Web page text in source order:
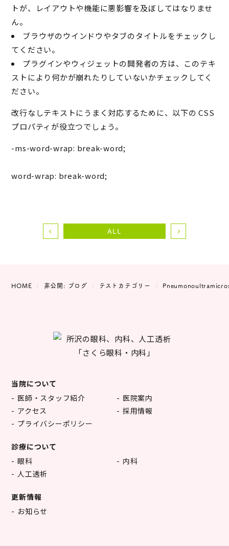
トが、レイアウトや機能に悪影響を及ぼしてはなりませ
ん。
ブラウザのウインドウやタブのタイトルをチェックし
てください。
プラグインやウィジェットの開発者の方は、このテキ
ストにより何かが崩れたりしていないかチェックしてく
ださい。
改行なしテキストにうまく対応するために、以下の CSS
プロパティが役立つでしょう。
-ms-word-wrap: break-word;
word-wrap: break-word;
ALL
HOME 非公開: ブログ テストカテゴリー
当院について
医師・スタッフ紹介
医院案内
アクセス
採用情報
プライバシーポリシー
診療について
眼科
内科
人工透析
更新情報
お知らせ